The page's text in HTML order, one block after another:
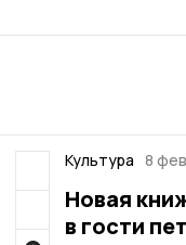
Культура 8
Новая
в гости